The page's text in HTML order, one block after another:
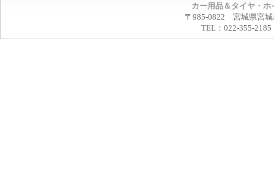
カー用品＆タイヤ・
〒985-0822 宮城県宮城
TEL：022-355-